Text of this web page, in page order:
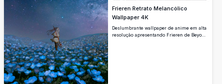
Frieren Retrato Melancólico
Wallpaper 4K
Deslumbrante wallpaper de anime em alta
resolução apresentando Frieren de Beyond